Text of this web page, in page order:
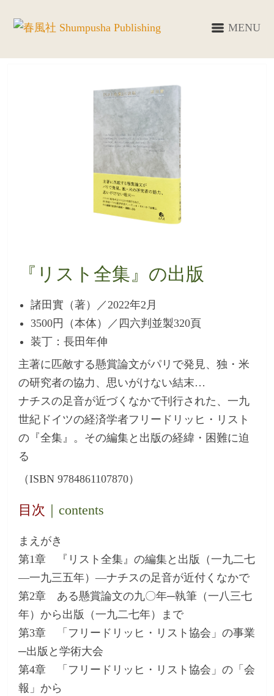
MENU
『リスト全集』の出版
諸田實（著）／2022年2月
3500円（本体）／四六判並製320頁
装丁：長田年伸
主著に匹敵する懸賞論文がパリで発見、独・米
の研究者の協力、思いがけない結末…
ナチスの足音が近づくなかで刊行された、一九
世紀ドイツの経済学者フリードリッヒ・リスト
の『全集』。その編集と出版の経緯・困難に迫
る
（ISBN 9784861107870）
目次 ｜contents
まえがき
第1章 『リスト全集』の編集と出版（一九二七
―一九三五年）―ナチスの足音が近付くなかで
第2章 ある懸賞論文の九〇年─執筆（一八三七
年）から出版（一九二七年）まで
第3章 「フリードリッヒ・リスト協会」の事業
─出版と学術大会
第4章 「フリードリッヒ・リスト協会」の「会
報」から